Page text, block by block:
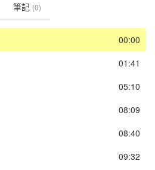
筆記 (0)
00:00
01:41
05:10
08:09
08:40
09:32